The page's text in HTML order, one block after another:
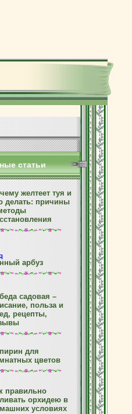
статьи
желтеет туя и
делать: причины
арбуз
садовая –
польза и
рецепты,
для
цветов
правильно
орхидею в
условиях